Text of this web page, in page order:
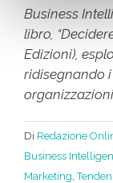
Business
libro,
Edizioni),
ridisegnando
Di Redazione
Business
Marketing,